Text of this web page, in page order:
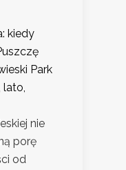
kiedy
Park
lato,
nie
porę
od